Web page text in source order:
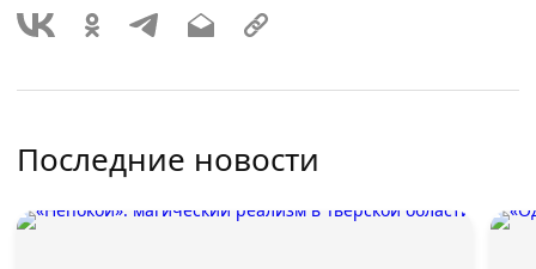
Последние новости